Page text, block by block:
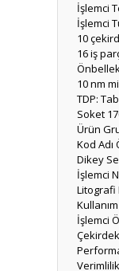
İşlemci
İşlemci
10
16 iş
10 nm
TDP:
Soket
Ürün
Kod Adı
Dikey
İşlemci
Litografi
İşlemci
Çekirdek